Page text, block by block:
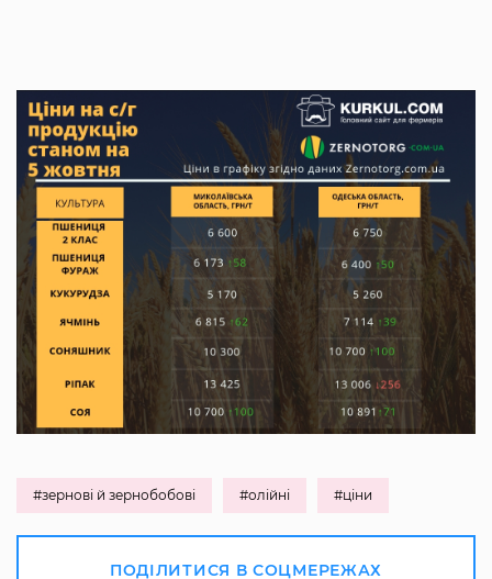
#зернові й зернобобові #олійні #ціни
ПОДІЛИТИСЯ В СОЦМЕРЕЖАХ